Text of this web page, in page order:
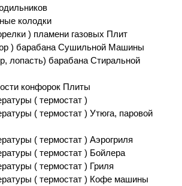
колодки
) пламени газовых Плит
) барабана Сушильной Машины
лопасть) барабана Стиральной
конфорок Плиты
( термостат )
( термостат ) Утюга, паровой
( термостат ) Аэрогриля
( термостат ) Бойлера
( термостат ) Гриля
( термостат ) Кофе машины